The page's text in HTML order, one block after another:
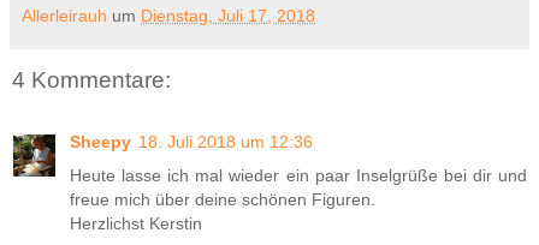
Allerleirauh um Dienstag, Juli 17, 2018
4 Kommentare:
Sheepy 18. Juli 2018 um 12:36
Heute lasse ich mal wieder ein paar Inselgrüße bei dir und
freue mich über deine schönen Figuren.
Herzlichst Kerstin